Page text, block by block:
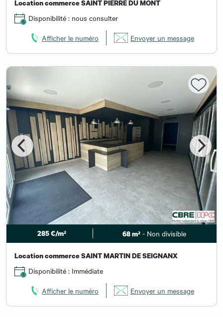
Location commerce SAINT PIERRE DU MONT
Disponibilité : nous consulter
Afficher le numéro Envoyer un message
285 €/m² 68 m²- Non divisible
Location commerce SAINT MARTIN DE SEIGNANX
Disponibilité : Immédiate
Afficher le numéro Envoyer un message